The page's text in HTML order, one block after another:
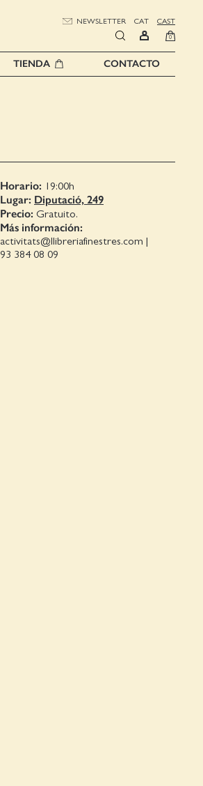
NEWSLETTER CAT CAST
0
TIENDA CONTACTO
Horario: 19:00h
Lugar: Diputació, 249
Precio: Gratuito.
Más información:
activitats@llibreriafinestres.com |
93 384 08 09